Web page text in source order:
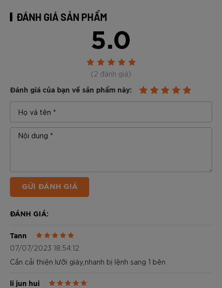
ĐÁNH GIÁ SẢN PHẨM
5.0
(2 đánh giá)
Đánh giá của bạn về sản phẩm này:
GỬI ĐÁNH GIÁ
ĐÁNH GIÁ:
Tann
07/07/2023 18:54:12
Cần cải thiện lưỡi giày,nhanh bị lệnh sang 1 bên
li jun hui